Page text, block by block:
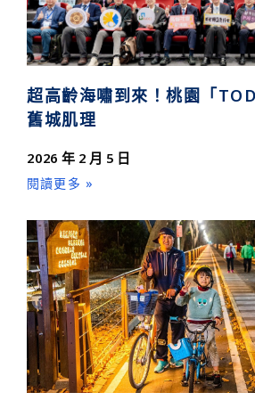
超高齡海嘯到來！桃園「
舊城肌理
2026 年 2 月 5 日
閱讀更多 »